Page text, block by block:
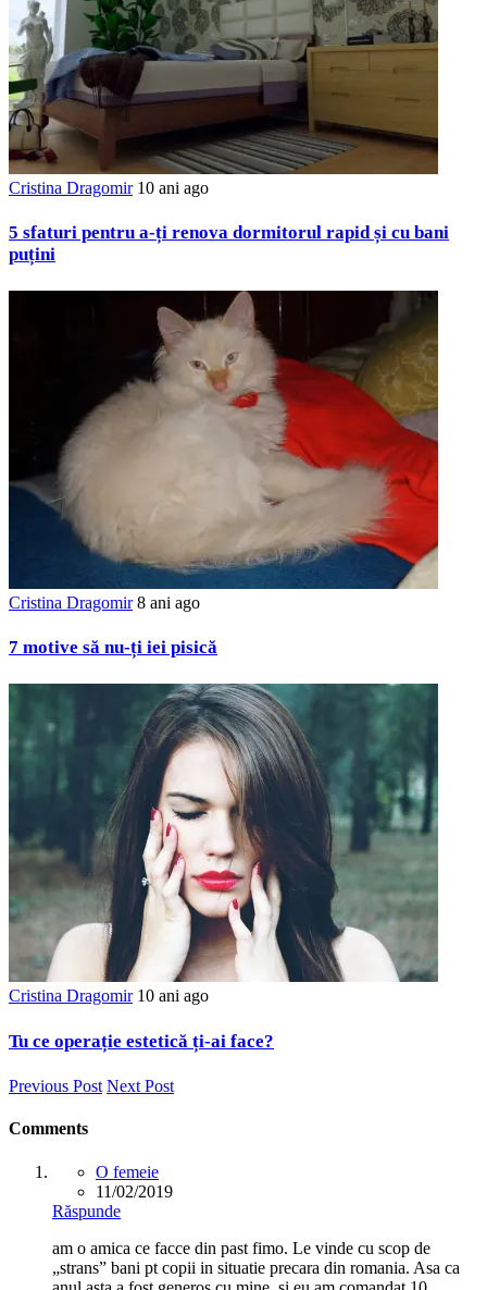
Cristina Dragomir 10 ani ago
5 sfaturi pentru a-ți renova dormitorul rapid și cu bani
puțini
Cristina Dragomir 8 ani ago
7 motive să nu-ți iei pisică
Cristina Dragomir 10 ani ago
Tu ce operație estetică ți-ai face?
Previous Post Next Post
Comments
O femeie
11/02/2019
Răspunde
am o amica ce facce din past fimo. Le vinde cu scop de
„strans” bani pt copii in situatie precara din romania. Asa ca